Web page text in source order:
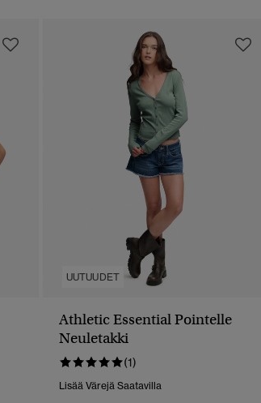
UUTUUDET
Athletic Essential Pointelle
Neuletakki
(1)
Lisää Värejä Saatavilla